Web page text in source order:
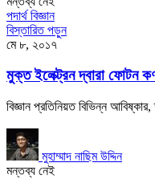
পদার্থ বিজ্ঞান
বিস্তারিত পড়ুন
মে ৮, ২০১৭
মুক্ত ইলেক্ট্রন দ্বারা ফোটন
বিজ্ঞান প্রতিনিয়ত বিভিন্ন
মুহাম্মাদ নাছিম উদ্দিন
মন্তব্য নেই